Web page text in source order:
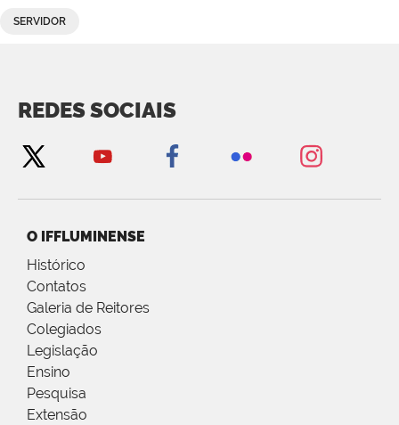
SERVIDOR
REDES SOCIAIS
O IFFLUMINENSE
Histórico
Contatos
Galeria de Reitores
Colegiados
Legislação
Ensino
Pesquisa
Extensão